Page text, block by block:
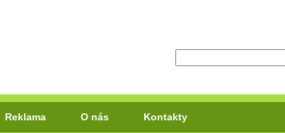
Reklama O nás Kontakty